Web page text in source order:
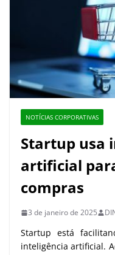
NOTÍCIAS CORPORATIVAS
Startup usa
artificial
compras
3 de janeiro de 2025
Startup está
inteligência artificial.